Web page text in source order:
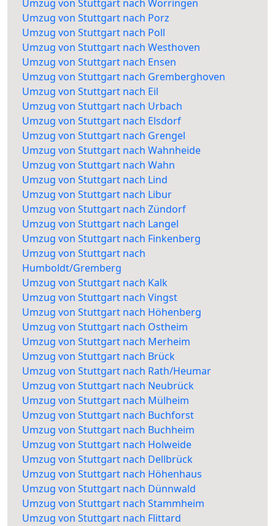
Umzug von Stuttgart nach Worringen
Umzug von Stuttgart nach Porz
Umzug von Stuttgart nach Poll
Umzug von Stuttgart nach Westhoven
Umzug von Stuttgart nach Ensen
Umzug von Stuttgart nach Gremberghoven
Umzug von Stuttgart nach Eil
Umzug von Stuttgart nach Urbach
Umzug von Stuttgart nach Elsdorf
Umzug von Stuttgart nach Grengel
Umzug von Stuttgart nach Wahnheide
Umzug von Stuttgart nach Wahn
Umzug von Stuttgart nach Lind
Umzug von Stuttgart nach Libur
Umzug von Stuttgart nach Zündorf
Umzug von Stuttgart nach Langel
Umzug von Stuttgart nach Finkenberg
Umzug von Stuttgart nach
Humboldt/Gremberg
Umzug von Stuttgart nach Kalk
Umzug von Stuttgart nach Vingst
Umzug von Stuttgart nach Höhenberg
Umzug von Stuttgart nach Ostheim
Umzug von Stuttgart nach Merheim
Umzug von Stuttgart nach Brück
Umzug von Stuttgart nach Rath/Heumar
Umzug von Stuttgart nach Neubrück
Umzug von Stuttgart nach Mülheim
Umzug von Stuttgart nach Buchforst
Umzug von Stuttgart nach Buchheim
Umzug von Stuttgart nach Holweide
Umzug von Stuttgart nach Dellbrück
Umzug von Stuttgart nach Höhenhaus
Umzug von Stuttgart nach Dünnwald
Umzug von Stuttgart nach Stammheim
Umzug von Stuttgart nach Flittard